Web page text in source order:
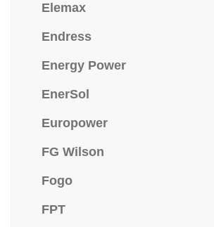
Elemax
Endress
Energy Power
EnerSol
Europower
FG Wilson
Fogo
FPT